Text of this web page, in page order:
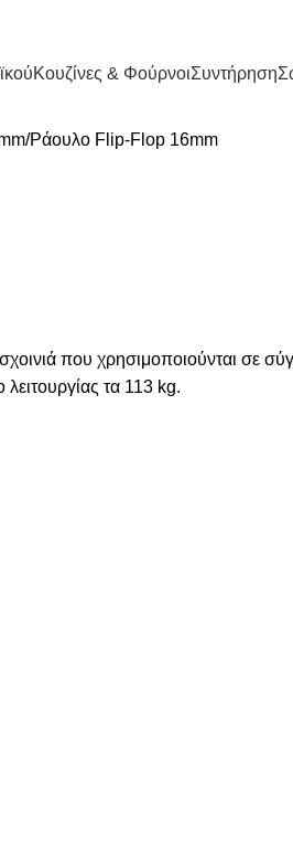
Κουζίνες & ΦούρνοιΣυντήρηση
Ράουλο Flip-Flop 16mm
που χρησιμοποιούνται
λειτουργίας τα 113 kg.